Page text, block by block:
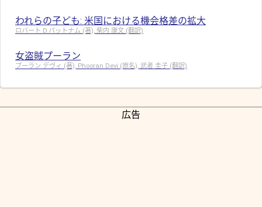
われらの子ども: 米国における機会格差の拡大
ロバート D.パットナム (著), 柴内 康文 (翻訳)
女盗賊プーラン
プーラン デヴィ (著), Phooran Devi (原名), 武者 圭子 (翻訳)
広告